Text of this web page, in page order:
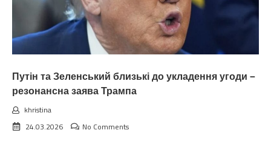
Путін та Зеленський близькі до укладення угоди —
резонансна заява Трампа
khristina
24.03.2026
No Comments